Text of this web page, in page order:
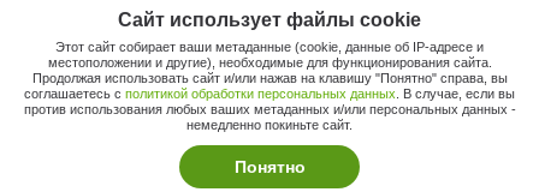
Сайт использует файлы cookie
Этот сайт собирает ваши метаданные (cookie, данные об IP-адресе и
местоположении и другие), необходимые для функционирования сайта.
Продолжая использовать сайт и/или нажав на клавишу "Понятно" справа, вы
соглашаетесь с политикой обработки персональных данных . В случае, если вы
против использования любых ваших метаданных и/или персональных данных -
немедленно покиньте сайт.
Понятно
© 2026, Компания «Интерьер Уют»
Политика обработки персональных данных
Этот сайт продвигает: Кузнецов Анатолий